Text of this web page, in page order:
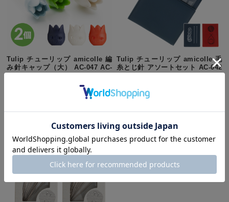
Tulip チューリップ amicolle 編
み針キャップ（大） AC-047 AC-
¥440(税込)
Tulip チューリップ amicolle 毛
糸とじ針 アソートセット AC-042